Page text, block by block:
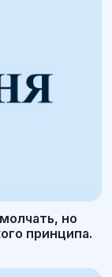
но
принципа.